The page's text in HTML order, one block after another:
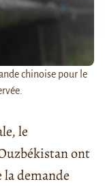
chinoise pour le
le
ont
demande